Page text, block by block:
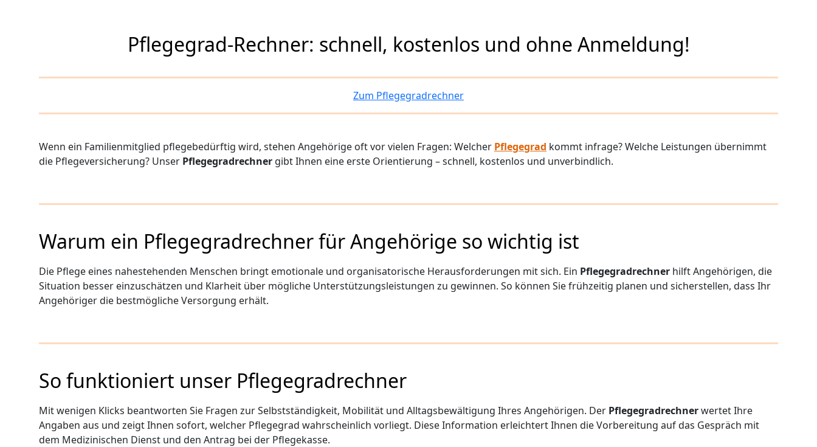
Pflegegrad-Rechner: schnell, kostenlos und ohne Anmeldung!
Zum Pflegegradrechner
Wenn ein Familienmitglied pflegebedürftig wird, stehen Angehörige oft vor vielen Fragen: Welcher Pflegegrad kommt infrage? Welche Leistungen übernimmt
die Pflegeversicherung? Unser Pflegegradrechner gibt Ihnen eine erste Orientierung – schnell, kostenlos und unverbindlich.
Warum ein Pflegegradrechner für Angehörige so wichtig ist
Die Pflege eines nahestehenden Menschen bringt emotionale und organisatorische Herausforderungen mit sich. Ein Pflegegradrechner hilft Angehörigen, die
Situation besser einzuschätzen und Klarheit über mögliche Unterstützungsleistungen zu gewinnen. So können Sie frühzeitig planen und sicherstellen, dass Ihr
Angehöriger die bestmögliche Versorgung erhält.
So funktioniert unser Pflegegradrechner
Mit wenigen Klicks beantworten Sie Fragen zur Selbstständigkeit, Mobilität und Alltagsbewältigung Ihres Angehörigen. Der Pflegegradrechnerwertet Ihre
Angaben aus und zeigt Ihnen sofort, welcher Pflegegrad wahrscheinlich vorliegt. Diese Information erleichtert Ihnen die Vorbereitung auf das Gespräch mit
dem Medizinischen Dienst und den Antrag bei der Pflegekasse.